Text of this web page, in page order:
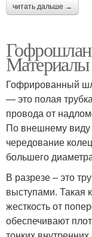
читать дальше →
Материалы
Гофрированный
— это полая
провода от
По внешнему виду
чередование
большего
В разрезе – это
выступами. Такая
жесткость от
обеспечивают